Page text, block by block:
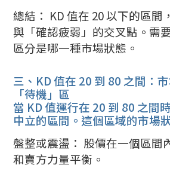
總結： KD 值在 20 以下的區間
與「確認疲弱」的交叉點。需
區分是哪一種市場狀態。
三、KD 值在 20 到 80 之間：
「待機」區
當 KD 值運行在 20 到 80 之間
中立的區間。這個區域的市場
盤整或震盪： 股價在一個區間
和賣方力量平衡。